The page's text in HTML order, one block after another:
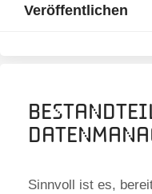
Veröffentlichen
Sinnvoll ist es,